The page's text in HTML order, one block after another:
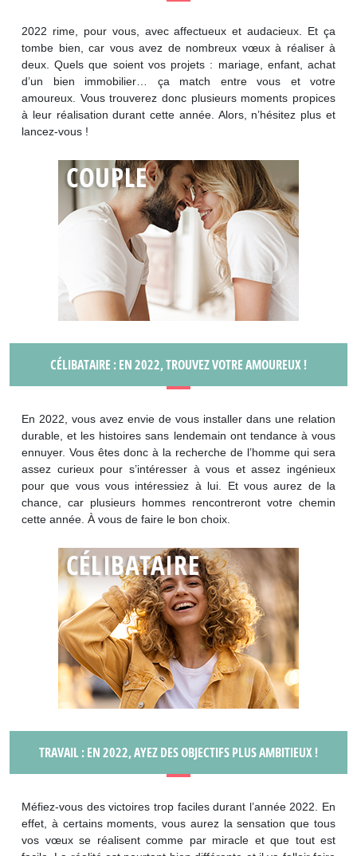
2022 rime, pour vous, avec affectueux et audacieux. Et ça
tombe bien, car vous avez de nombreux vœux à réaliser à
deux. Quels que soient vos projets : mariage, enfant, achat
d’un bien immobilier… ça match entre vous et votre
amoureux. Vous trouverez donc plusieurs moments propices
à leur réalisation durant cette année. Alors, n’hésitez plus et
lancez-vous !
CÉLIBATAIRE : EN 2022, TROUVEZ VOTRE AMOUREUX !
En 2022, vous avez envie de vous installer dans une relation
durable, et les histoires sans lendemain ont tendance à vous
ennuyer. Vous êtes donc à la recherche de l’homme qui sera
assez curieux pour s’intéresser à vous et assez ingénieux
pour que vous vous intéressiez à lui. Et vous aurez de la
chance, car plusieurs hommes rencontreront votre chemin
cette année. À vous de faire le bon choix.
TRAVAIL : EN 2022, AYEZ DES OBJECTIFS PLUS AMBITIEUX !
Méfiez-vous des victoires trop faciles durant l’année 2022. En
effet, à certains moments, vous aurez la sensation que tous
vos vœux se réalisent comme par miracle et que tout est